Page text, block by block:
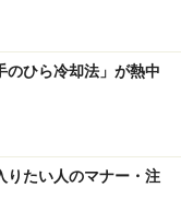
レッシュ＆リラッ
しょう。
トエクササイ
レッチは心地よさ
のひら冷却法」が熱中
りたい人のマナー・注